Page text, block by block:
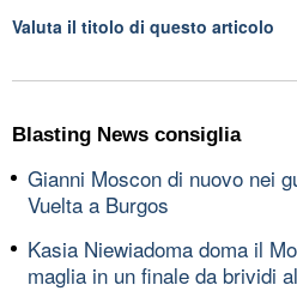
Valuta il titolo di questo articolo
Blasting News consiglia
Gianni Moscon di nuovo nei
Vuelta a Burgos
Kasia Niewiadoma doma il
maglia in un finale da brividi